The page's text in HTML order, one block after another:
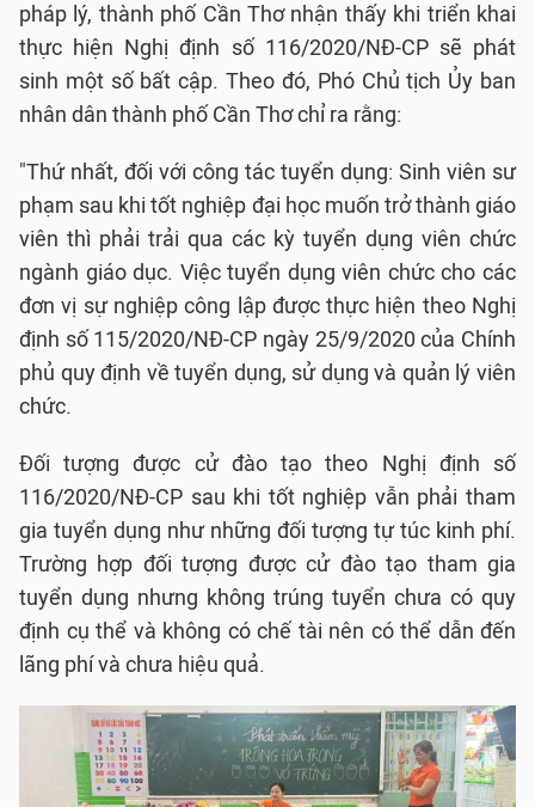
pháp lý, thành phố Cần Thơ nhận thấy khi triển khai
thực hiện Nghị định số 116/2020/NĐ-CP sẽ phát
sinh một số bất cập. Theo đó, Phó Chủ tịch Ủy ban
nhân dân thành phố Cần Thơ chỉ ra rằng:
"Thứ nhất, đối với công tác tuyển dụng: Sinh viên sư
phạm sau khi tốt nghiệp đại học muốn trở thành giáo
viên thì phải trải qua các kỳ tuyển dụng viên chức
ngành giáo dục. Việc tuyển dụng viên chức cho các
đơn vị sự nghiệp công lập được thực hiện theo Nghị
định số 115/2020/NĐ-CP ngày 25/9/2020 của Chính
phủ quy định về tuyển dụng, sử dụng và quản lý viên
chức.
Đối tượng được cử đào tạo theo Nghị định số
116/2020/NĐ-CP sau khi tốt nghiệp vẫn phải tham
gia tuyển dụng như những đối tượng tự túc kinh phí.
Trường hợp đối tượng được cử đào tạo tham gia
tuyển dụng nhưng không trúng tuyển chưa có quy
định cụ thể và không có chế tài nên có thể dẫn đến
lãng phí và chưa hiệu quả.